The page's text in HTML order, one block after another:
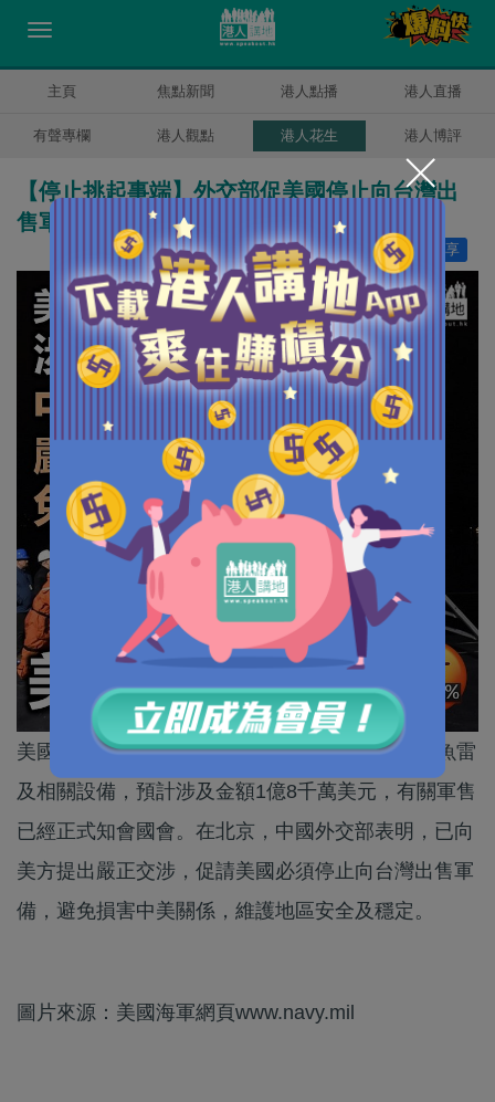
主頁 焦點新聞 港人點播 港人直播
有聲專欄 港人觀點 港人花生 港人博評
【停止挑起事端】外交部促美國停止向台灣出
售軍備
分享
讚好 4
美國國務院早前宣布，批准向台灣出售18枚重型魚雷
及相關設備，預計涉及金額1億8千萬美元，有關軍售
已經正式知會國會。在北京，中國外交部表明，已向
美方提出嚴正交涉，促請美國必須停止向台灣出售軍
備，避免損害中美關係，維護地區安全及穩定。
圖片來源：美國海軍網頁www.navy.mil